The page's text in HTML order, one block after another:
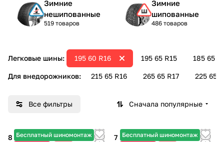
Зимние
нешипованные
519 товаров
Зимние
шипованные
486 товаров
Легковые шины: 195 65 R15 185 65
195 60 R16
Для внедорожников: 215 65 R16 265 65 R17 225 65
Все фильтры Сначала популярные
Бесплатный шиномонтаж
8 700 ₽9 560 ₽ -9%
Бесплатный шиномонтаж
7 525 ₽8 270 ₽ -9%